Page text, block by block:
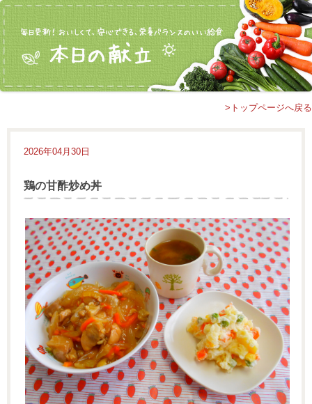
>トップページへ戻る
2026年04月30日
鶏の甘酢炒め丼